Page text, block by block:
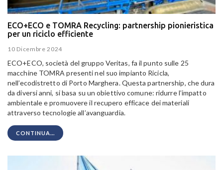
ECO+ECO e TOMRA Recycling: partnership pionieristica
per un riciclo efficiente
10 Dicembre 2024
ECO+ECO, società del gruppo Veritas, fa il punto sulle 25
macchine TOMRA presenti nel suo impianto Ricicla,
nell’ecodistretto di Porto Marghera. Questa partnership, che dura
da diversi anni, si basa su un obiettivo comune: ridurre l’impatto
ambientale e promuovere il recupero efficace dei materiali
attraverso tecnologie all’avanguardia.
CONTINUA...